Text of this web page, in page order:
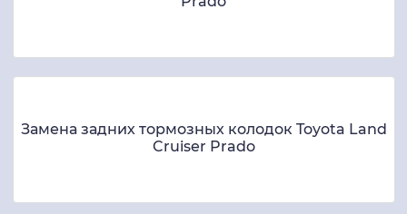
Замена задних тормозных колодок Toyota Land
Cruiser Prado